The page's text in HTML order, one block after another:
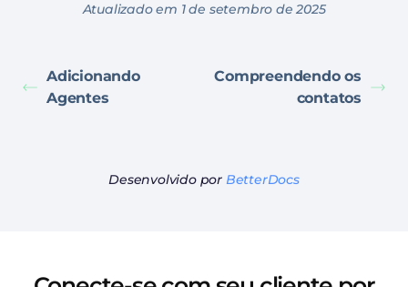
Atualizado em 1 de setembro de 2025
Adicionando
Agentes
Compreendendo os
contatos
Desenvolvido por BetterDocs